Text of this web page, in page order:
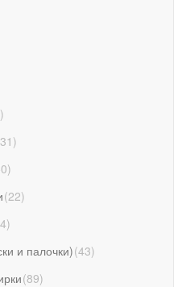
)
31 )
)
(22)
)
и палочки)(43)
(89)